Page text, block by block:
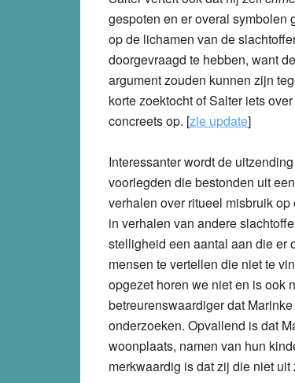
gespoten en er overal symbolen
op de lichamen van de
doorgevraagd te hebben, want
argument zouden kunnen zijn
korte zoektocht of Salter iets
concreets op. [zie update]
Interessanter wordt de
voorlegden die bestonden uit
verhalen over ritueel misbruik
in verhalen van andere
stelligheid een aantal aan die er
mensen te vertellen die niet te
opgezet horen we niet en is ook
betreurenswaardiger dat
onderzoeken. Opvallend is dat
woonplaats, namen van hun
merkwaardig is dat zij die niet